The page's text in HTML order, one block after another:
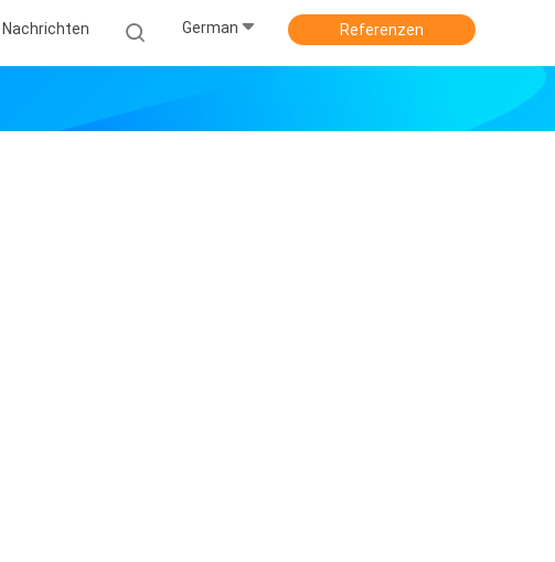
Nachrichten German Referenzen